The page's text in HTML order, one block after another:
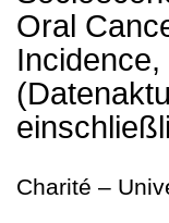
Oral
Charité –